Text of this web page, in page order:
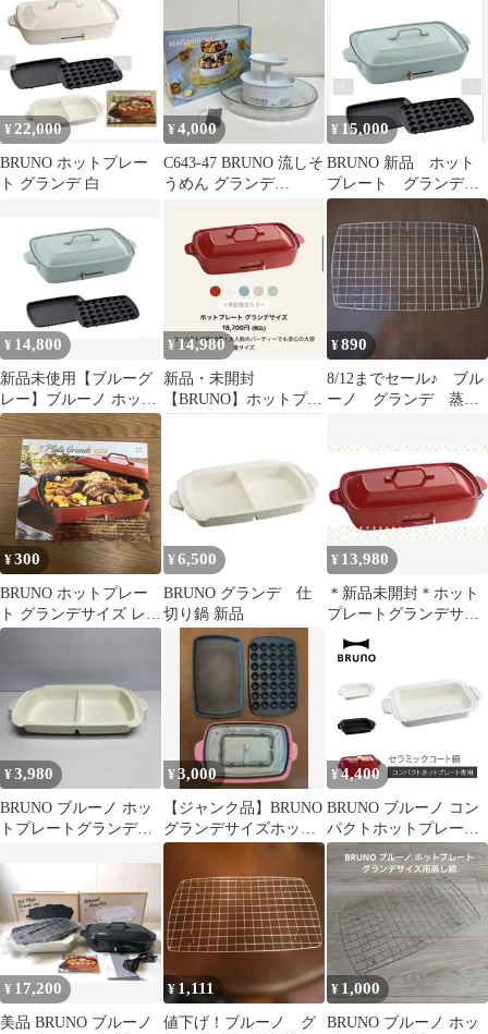
レッド
¥ 22,000
BRUNO ホットプレー
ト グランデ 白
¥4,000
C643-47 BRUNO 流しそ
うめん グランデ
¥ 15,000
BRUNO 新品 ホット
プレート グランデサ
イズ たこ焼き ホー
ムパーティー
¥ 14,800
新品未使用【ブルーグ
レー】ブルーノ ホット
プレート グランデ
¥ 14,980
新品・未開封
【BRUNO】ホットプレ
ート グランデサイズ レ
¥890
8/12までセール♪ ブル
ーノ グランデ 蒸し
¥300
BRUNO ホットプレー
ト グランデサイズ レシ
ピ本
¥ 6,500
BRUNO グランデ 仕
切り鍋 新品
¥ 13,980
＊新品未開封＊ホット
プレートグランデサイ
＊
¥3,980
BRUNO ブルーノ ホッ
トプレートグランデ用
¥3,000
【ジャンク品】BRUNO
グランデサイズホット
プレートセット
¥4,400
BRUNO ブルーノ コン
パクトホットプレート
用 セラミックコート鍋
深鍋 オプション 煮物
小型 小さい 料理 パー
ティ BOE021-NABE
¥ 17,200
美品 BRUNO ブルーノ
¥1,111
値下げ！ブルーノ グ
¥ 1,000
BRUNO ブルーノ ホッ